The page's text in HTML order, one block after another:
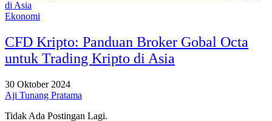
Ekonomi
CFD Kripto: Panduan Broker Gobal Octa
untuk Trading Kripto di Asia
30 Oktober 2024
Aji Tunang Pratama
Tidak Ada Postingan Lagi.